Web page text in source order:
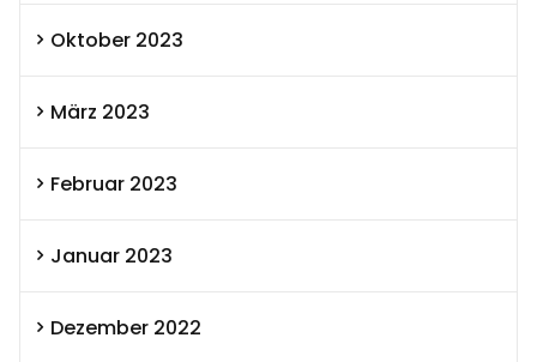
Oktober 2023
März 2023
Februar 2023
Januar 2023
Dezember 2022